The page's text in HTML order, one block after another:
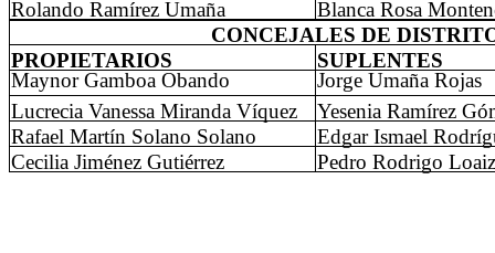
Rolando Ramírez Umaña
Blanca Rosa
CONCEJALES DE
PROPIETARIOS
SUPLENTES
Maynor Gamboa Obando
Jorge Umaña Rojas
Lucrecia Vanessa Miranda Víquez
Yesenia Ramírez
Rafael Martín Solano Solano
Edgar Ismael
Cecilia Jiménez Gutiérrez
Pedro Rodrigo